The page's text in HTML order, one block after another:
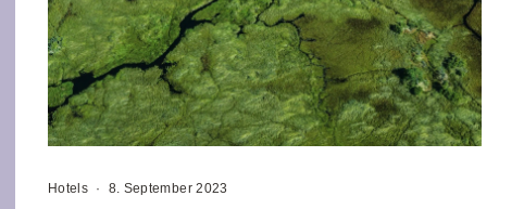
Hotels · 8. September 2023